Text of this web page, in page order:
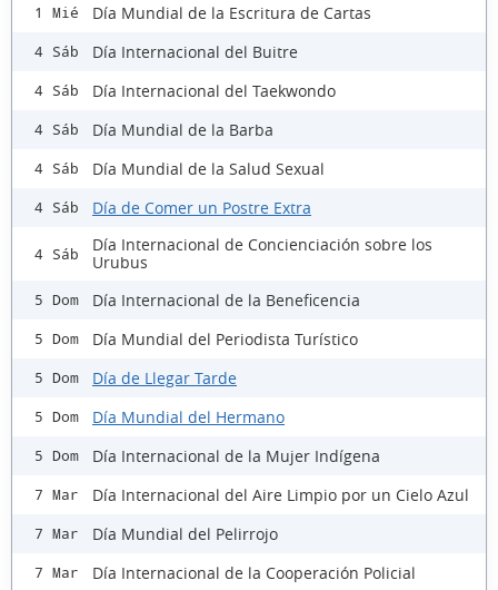
1 Mié Día Mundial de la Escritura de Cartas
4 Sáb Día Internacional del Buitre
4 Sáb Día Internacional del Taekwondo
4 Sáb Día Mundial de la Barba
4 Sáb Día Mundial de la Salud Sexual
4 Sáb Día de Comer un Postre Extra
4 Sáb
Día Internacional de Concienciación sobre los
Urubus
5 Dom Día Internacional de la Beneficencia
5 Dom Día Mundial del Periodista Turístico
5 Dom Día de Llegar Tarde
5 Dom Día Mundial del Hermano
5 Dom Día Internacional de la Mujer Indígena
7 Mar Día Internacional del Aire Limpio por un Cielo Azul
7 Mar Día Mundial del Pelirrojo
7 Mar Día Internacional de la Cooperación Policial